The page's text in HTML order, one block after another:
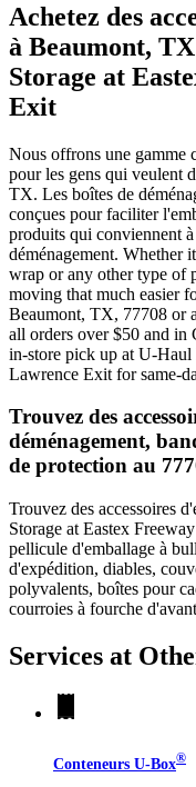
Achetez des
à Beaumont,
Storage at
Exit
Nous offrons une gamme
pour les gens qui veulent
TX. Les boîtes de
conçues pour faciliter
produits qui conviennent
déménagement. Whether
wrap or any other type of
moving that much easier
Beaumont, TX, 77708 or
all orders over $50 and in
in-store pick up at U-
Lawrence Exit for same-
Trouvez des
déménagement,
de protection au
Trouvez des accessoires
Storage at Eastex
pellicule d'emballage à
d'expédition, diables,
polyvalents, boîtes pour
courroies à fourche
Services at
Conteneurs U-Box®